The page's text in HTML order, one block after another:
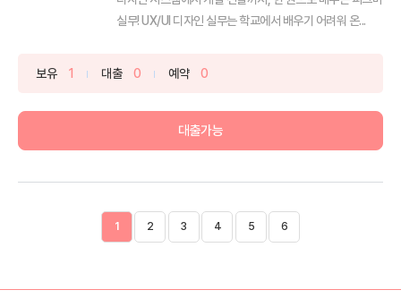
실무! UX/UI 디자인 실무는 학교에서 배우기 어려워 온...
보유 1 대출 0 예약 0
대출가능
1 2 3 4 5 6